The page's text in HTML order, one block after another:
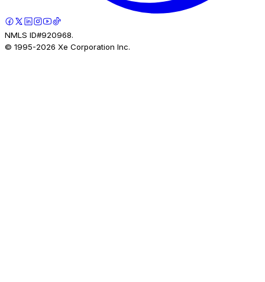
NMLS ID#920968.
© 1995-2026 Xe Corporation Inc.